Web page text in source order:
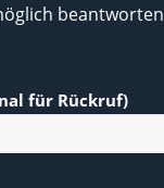
beantworten
für Rückruf)